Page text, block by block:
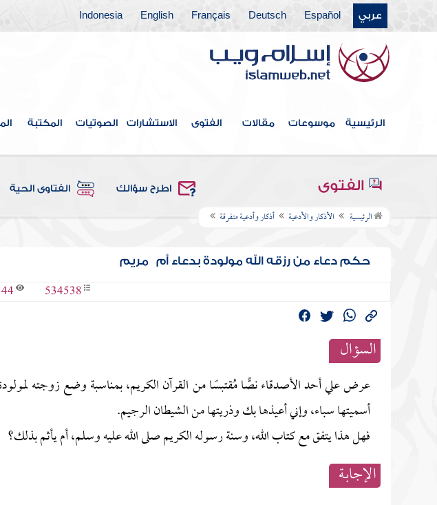
عربي Español
Deutsch
Français
English
Indonesia
الرئيسية موسوعات مقالات الفتوى الاستشارات الصوتيات المكتبة
الفتوى اطرح سؤالك الفتاوى الحية
الرئيسية الأذكار والأدعية أذكار وأدعية متفرقة
حكم دعاء من رزقه الله مولودة بدعاء أم مريم
534538
السؤال
عرض علي أحد الأصدقاء نصًّا مُقتبسًا من القرآن الكريم، بمناسبة وضع زوجته
أسميتها سباء، وإني أعيذها بك وذريتها من الشيطان الرجيم.
فهل هذا يتفق مع كتاب الله، وسنة رسوله الكريم صلى الله عليه وسلم، أم يأثم بذلك؟
الإجابــة